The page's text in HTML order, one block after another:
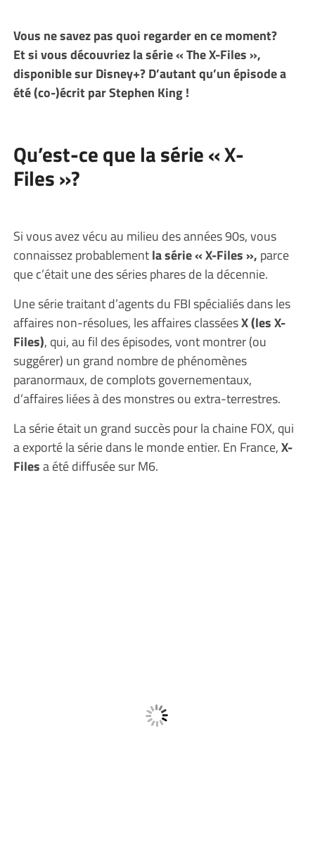
Vous ne savez pas quoi regarder en ce moment?
Et si vous découvriez la série « The X-Files »,
disponible sur Disney+?D’autant qu’un épisode a
été (co-)écrit par Stephen King !
Qu’est-ce que la série « X-
Files »?
Si vous avez vécu au milieu des années 90s, vous
connaissez probablementla série « X-Files », parce
que c’était une des séries phares de la décennie.
Une série traitant d’agents du FBI spécialiés dans les
affaires non-résolues, les affaires classéesX (les X-
Files), qui, au fil des épisodes, vont montrer (ou
suggérer) un grand nombre de phénomènes
paranormaux, de complots governementaux,
d’affaires liées à des monstres ou extra-terrestres.
La série était un grand succès pour la chaine FOX, qui
a exporté la série dans le monde entier. En France,X-
Filesa été diffusée sur M6.